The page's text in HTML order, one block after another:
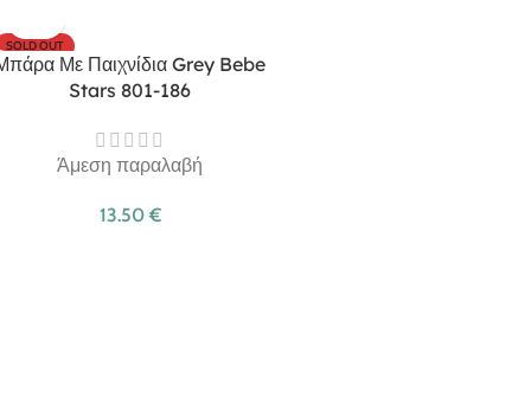
SOLD OUT
Με Παιχνίδια Grey Bebe
Stars 801-186
Άμεση παραλαβή
13.50 €